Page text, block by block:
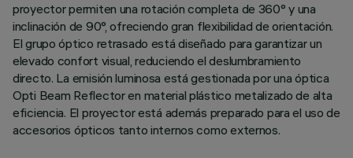
proyector permiten una rotación completa de 360° y una
inclinación de 90°, ofreciendo gran flexibilidad de orientación.
El grupo óptico retrasado está diseñado para garantizar un
elevado confort visual, reduciendo el deslumbramiento
directo. La emisión luminosa está gestionada por una óptica
Opti Beam Reflector en material plástico metalizado de alta
eficiencia. El proyector está además preparado para el uso de
accesorios ópticos tanto internos como externos.